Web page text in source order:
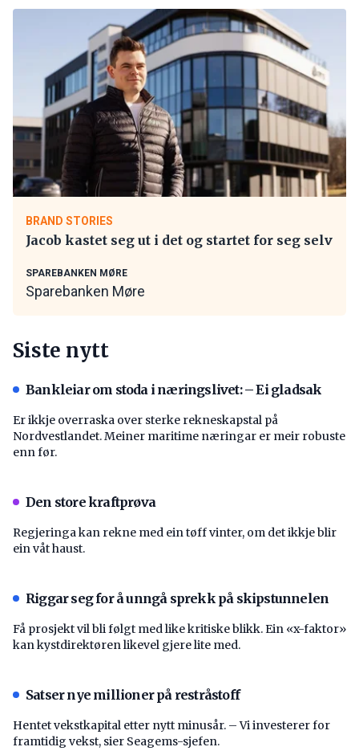
BRAND STORIES
Jacob kastet seg ut i det og startet for seg selv
SPAREBANKEN MØRE
Sparebanken Møre
Siste nytt
Bankleiar om stoda i næringslivet: – Ei gladsak
Er ikkje overraska over sterke rekneskapstal på
Nordvestlandet. Meiner maritime næringar er meir robuste
enn før.
Den store kraftprøva
Regjeringa kan rekne med ein tøff vinter, om det ikkje blir
ein våt haust.
Riggar seg for å unngå sprekk på skipstunnelen
Få prosjekt vil bli følgt med like kritiske blikk. Ein «x-faktor»
kan kystdirektøren likevel gjere lite med.
Satser nye millioner på restråstoff
Hentet vekstkapital etter nytt minusår. – Vi investerer for
framtidig vekst, sier Seagems-sjefen.